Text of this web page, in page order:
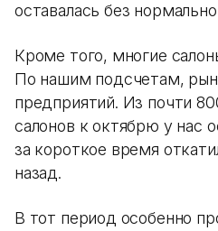
оставалась без
Кроме того, многие
По нашим подсчетам,
предприятий. Из почти
салонов к октябрю у нас
за короткое время
назад.
В тот период особенно